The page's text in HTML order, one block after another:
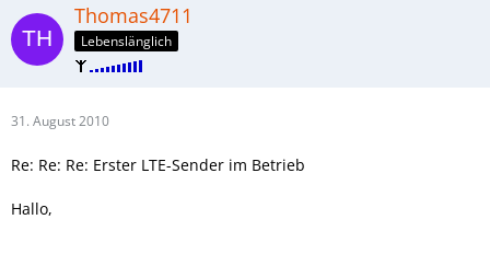
Thomas4711
Lebenslänglich
31. August 2010
Re: Re: Re: Erster LTE-Sender im Betrieb
Hallo,